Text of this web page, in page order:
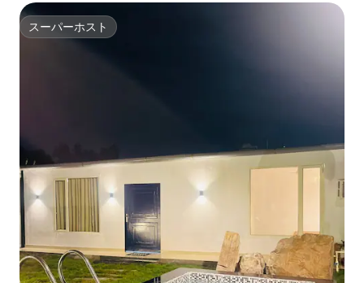
スーパーホスト
スーパーホスト